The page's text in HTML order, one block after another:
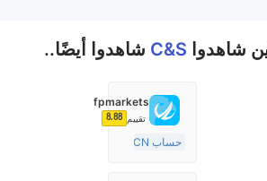
شاهدوا C&S شاهدوا أيضًا..
fpmarkets
تقييم 8.88
حساب ECN